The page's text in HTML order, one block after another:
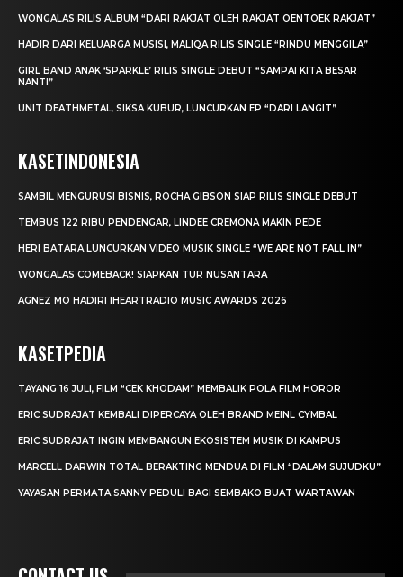
WONGALAS RILIS ALBUM “DARI RAKJAT OLEH RAKJAT OENTOEK RAKJAT”
HADIR DARI KELUARGA MUSISI, MALIQA RILIS SINGLE “RINDU MENGGILA”
GIRL BAND ANAK ‘SPARKLE’ RILIS SINGLE DEBUT “SAMPAI KITA BESAR
NANTI”
UNIT DEATHMETAL, SIKSA KUBUR, LUNCURKAN EP “DARI LANGIT”
KASETINDONESIA
SAMBIL MENGURUSI BISNIS, ROCHA GIBSON SIAP RILIS SINGLE DEBUT
TEMBUS 122 RIBU PENDENGAR, LINDEE CREMONA MAKIN PEDE
HERI BATARA LUNCURKAN VIDEO MUSIK SINGLE “WE ARE NOT FALL IN”
WONGALAS COMEBACK! SIAPKAN TUR NUSANTARA
AGNEZ MO HADIRI IHEARTRADIO MUSIC AWARDS 2026
KASETPEDIA
TAYANG 16 JULI, FILM “CEK KHODAM” MEMBALIK POLA FILM HOROR
ERIC SUDRAJAT KEMBALI DIPERCAYA OLEH BRAND MEINL CYMBAL
ERIC SUDRAJAT INGIN MEMBANGUN EKOSISTEM MUSIK DI KAMPUS
MARCELL DARWIN TOTAL BERAKTING MENDUA DI FILM “DALAM SUJUDKU”
YAYASAN PERMATA SANNY PEDULI BAGI SEMBAKO BUAT WARTAWAN